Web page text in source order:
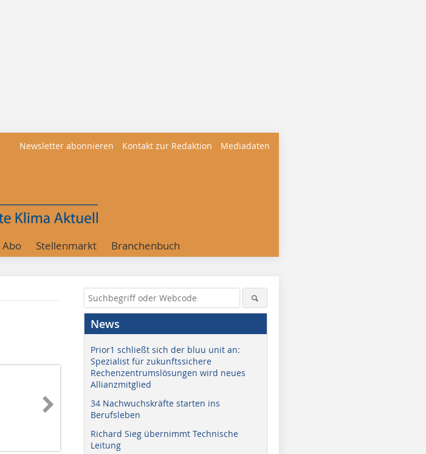
Newsletter abonnieren Kontakt zur Redaktion Mediadaten
Abo Stellenmarkt Branchenbuch
News
Prior1 schließt sich der bluu unit an:
Spezialist für zukunftssichere
Rechenzentrumslösungen wird neues
Allianzmitglied
34 Nachwuchskräfte starten ins
Berufsleben
Richard Sieg übernimmt Technische
Leitung